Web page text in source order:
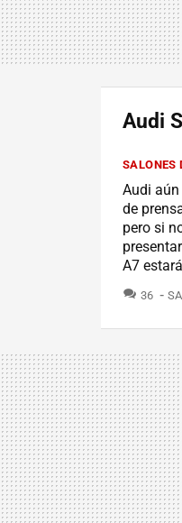
Audi
SALONES
Audi
de
pero si
A7
36